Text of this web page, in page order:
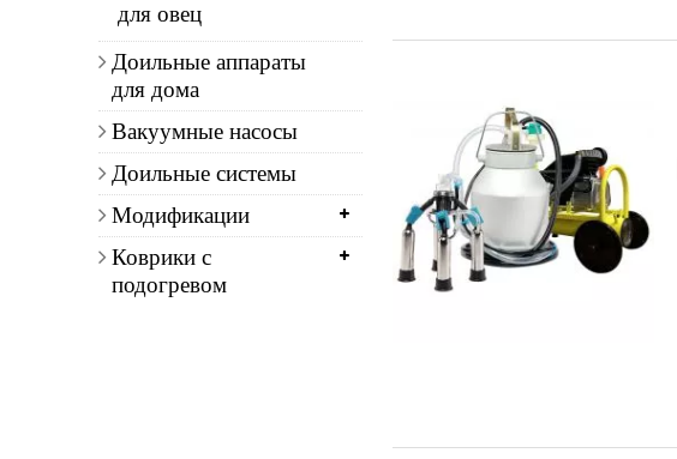
для овец
Доильные аппараты
для дома
Вакуумные насосы
Доильные системы
Модификации
Коврики с
подогревом